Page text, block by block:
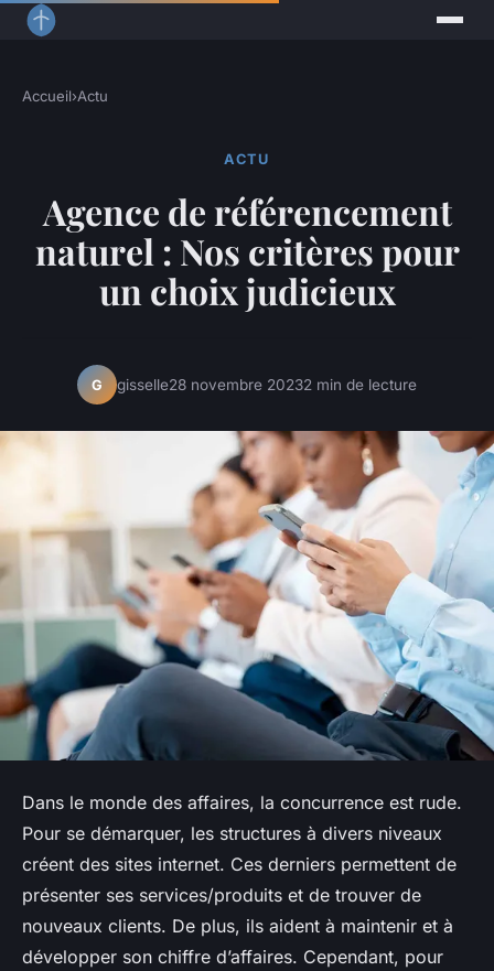
Accueil›Actu
ACTU
Agence de référencement
naturel : Nos critères pour
un choix judicieux
G gisselle28 novembre 20232 min de lecture
Dans le monde des affaires, la concurrence est rude.
Pour se démarquer, les structures à divers niveaux
créent des sites internet. Ces derniers permettent de
présenter ses services/produits et de trouver de
nouveaux clients. De plus, ils aident à maintenir et à
développer son chiffre d’affaires. Cependant, pour